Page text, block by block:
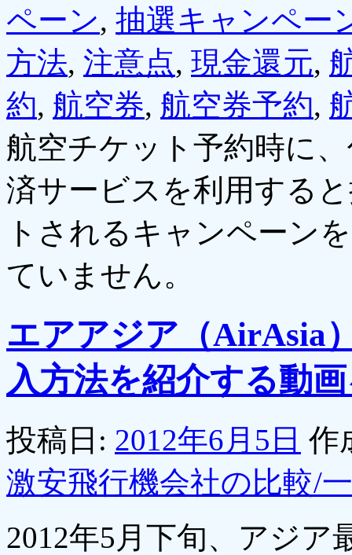
ペーン, 抽選キャンペー
方法, 注意点, 現金還元,
約, 航空券, 航空券予約,
航空チケット予約時に
済サービスを利用する
トされるキャンペーン
ていません。
エアアジア（AirAsia
入方法を紹介する動
投稿日: 2012年6月5日 作
激安飛行機会社の比較/
2012年5月下旬、アジア